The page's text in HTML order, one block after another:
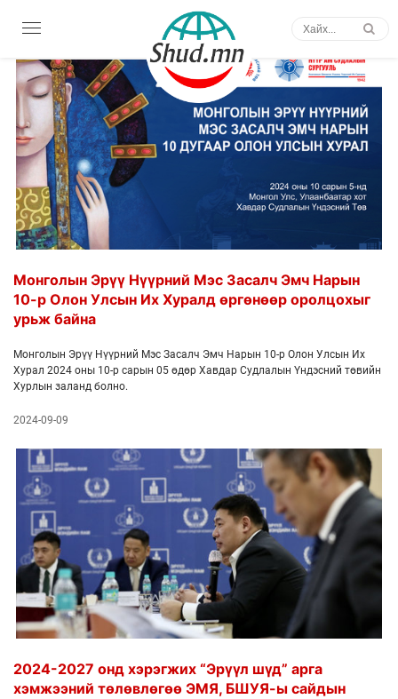
НҮҮР АМ СУДЛАЛ
Монголын Эрүү Нүүрний Мэс Засалч Эмч Нарын
10-р Олон Улсын Их Хуралд өргөнөөр оролцохыг
урьж байна
Монголын Эрүү Нүүрний Мэс Засалч Эмч Нарын 10-р Олон Улсын Их
Хурал 2024 оны 10-р сарын 05 өдөр Хавдар Судлалын Үндэсний төвийн
Хурлын заланд болно.
2024-09-09
2024-2027 онд хэрэгжих “Эрүүл шүд” арга
хэмжээний төлөвлөгөө ЭМЯ, БШУЯ-ы сайдын